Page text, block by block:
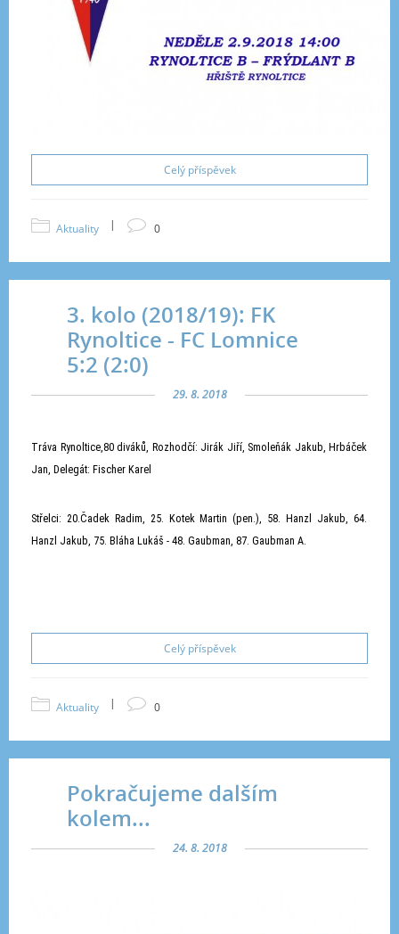
Celý příspěvek
Aktuality | 0
3. kolo (2018/19): FK
Rynoltice - FC Lomnice
5:2 (2:0)
29. 8. 2018
Tráva Rynoltice,80 diváků, Rozhodčí: Jirák Jiří, Smoleňák Jakub, Hrbáček
Jan, Delegát: Fischer Karel
Střelci: 20.Čadek Radim, 25. Kotek Martin (pen.), 58. Hanzl Jakub, 64.
Hanzl Jakub, 75. Bláha Lukáš - 48. Gaubman, 87. Gaubman A.
Celý příspěvek
Aktuality | 0
Pokračujeme dalším
kolem...
24. 8. 2018